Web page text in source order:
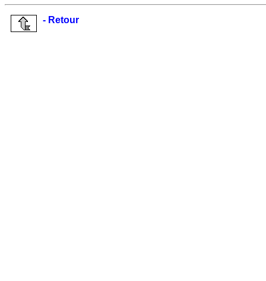
- Retour